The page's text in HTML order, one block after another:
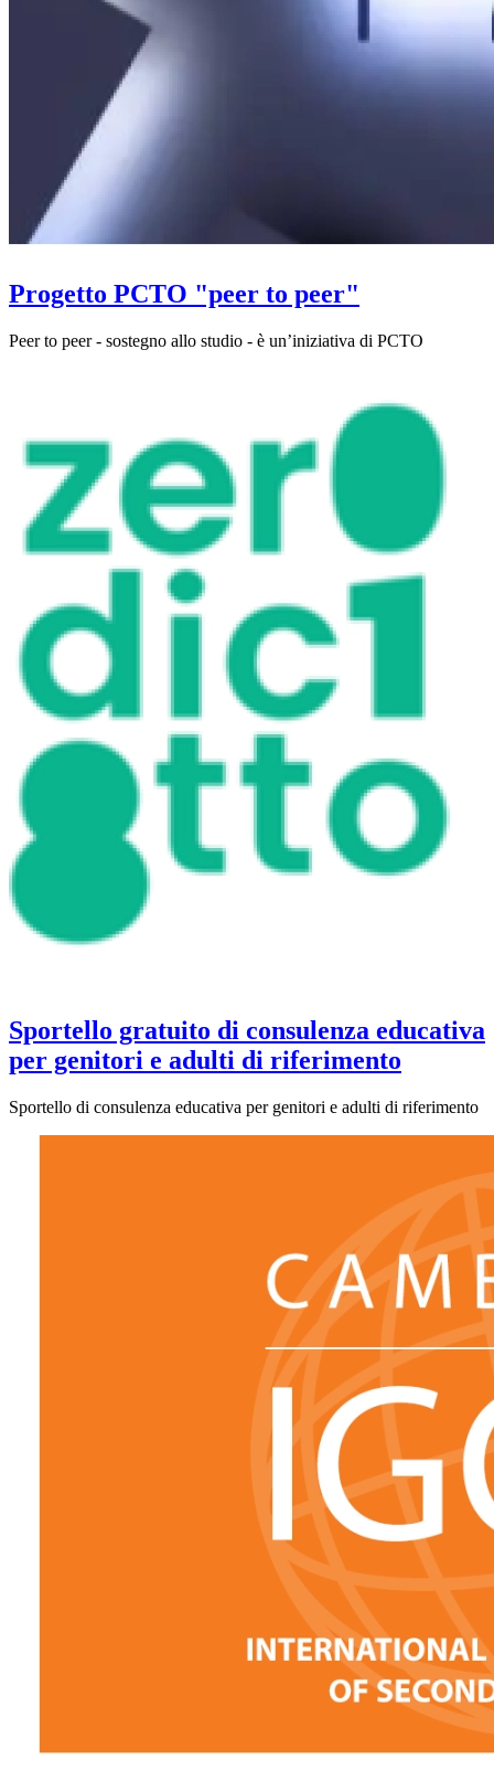
Progetto PCTO "peer to peer"
Peer to peer - sostegno allo studio - è un’iniziativa di PCTO
Sportello gratuito di consulenza educativa
per genitori e adulti di riferimento
Sportello di consulenza educativa per genitori e adulti di riferimento